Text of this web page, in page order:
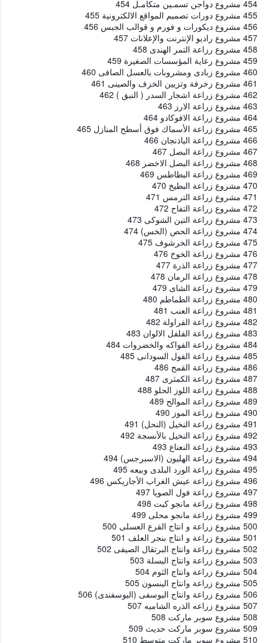
454 مشروع دواجن تسمـين متكامـل 454
455 مشروع دورات تصميم المواقع الالكترونية 455
456 مشروع ديكورات و فورم و قوالب الجبس 456
457 مشروع راديو الإنترنت والإعلانات 457
458 مشروع رزاعة التمر الهندى 458
459 مشروع رعاية المؤسسات الصغيرة 459
460 مشروع زبادى ومشروبات بالعسل الصافى 460
461 مشروع زخرفة وتزيين الخزف والصينى 461
462 مشروع زراعة اشجار السدر ( النبق ) 462
463 مشروع زراعة الارز 463
464 مشروع زراعة الافوكادو 464
465 مشروع زراعة الأسماك فوق أسطح المنازل 465
466 مشروع زراعة الباذنجان 466
467 مشروع زراعة البصل 467
468 مشروع زراعة البصل الاخضر 468
469 مشروع زراعة البطاطس 469
470 مشروع زراعة البطيخ 470
471 مشروع زراعة الترمس 471
472 مشروع زراعة التفاح 472
473 مشروع زراعة التين الشوكى 473
474 مشروع زراعة الحص (الخس) 474
475 مشروع زراعة الخرشوف 475
476 مشروع زراعة الخوخ 476
477 مشروع زراعة الذرة 477
478 مشروع زراعة الرمان 478
479 مشروع زراعة الشاى 479
480 مشروع زراعة الطماطم 480
481 مشروع زراعة العنب 481
482 مشروع زراعة الفراولة 482
483 مشروع زراعة الفلفل الالوان 483
484 مشروع زراعة الفواكه والخضروات 484
485 مشروع زراعة الفول السودانى 485
486 مشروع زراعة القمح 486
487 مشروع زراعة الكمثرى 487
488 مشروع زراعة اللوز الحلو 488
489 مشروع زراعة الموالح 489
490 مشروع زراعة الموز 490
491 مشروع زراعة النخيل (النحل) 491
492 مشروع زراعة النخيل بالأنسجة 492
493 مشروع زراعة النعناع 493
494 مشروع زراعة الهليون (الاسبرجس) 494
495 مشروع زراعة الورد البلدى وبيعه 495
496 مشروع زراعة عيش الغراب الأجاريكس 496
497 مشروع زراعة فول الصويا 497
498 مشروع زراعة مانجو كيت 498
499 مشروع زراعة مانجو محلى 499
500 مشروع زراعة و انتاج القرع العسلى 500
501 مشروع زراعة و انتاج بنجر العلف 501
502 مشروع زراعة وانتاج البرتقال الصيفى 502
503 مشروع زراعة وانتاج البسلة 503
504 مشروع زراعة وانتاج الثوم 504
505 مشروع زراعة وانتاج الينسون 505
506 مشروع زراعة وانتاج اليوسفى (اليوسفندى) 506
507 مشروع زراعه الذره الشاميه 507
508 مشروع سوبر ماركت 508
509 مشروع سوبر ماركت حديث 509
510 مشروع سوبر ماركت متوسط 510